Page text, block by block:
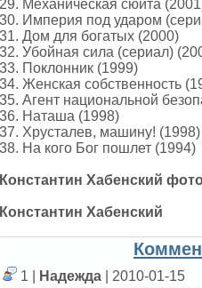
29. Механическая сюита
30. Империя под ударом
31. Дом для богатых (2000)
32. Убойная сила (сериал)
33. Поклонник (1999)
34. Женская собственность
35. Агент национальной
36. Наташа (1998)
37. Хрусталев, машину! (1998)
38. На кого Бог пошлет (1994)
Константин Хабенский
Константин Хабенский
1 | Надежда
| 2010-01-15